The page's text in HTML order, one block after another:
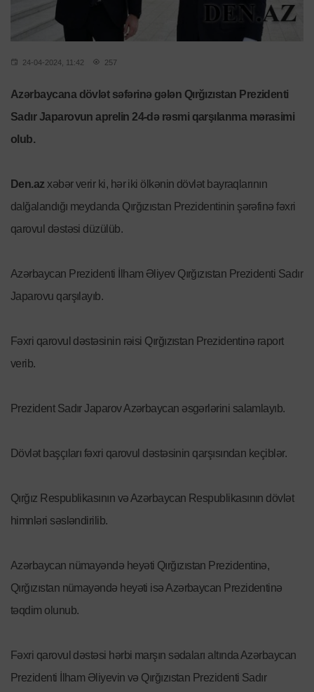
24-04-2024, 11:42 257
Azərbaycana dövlət səfərinə gələn Qırğızıstan Prezidenti
Sadır Japarovun aprelin 24-də rəsmi qarşılanma mərasimi
olub.
Den.az xəbər verir ki, hər iki ölkənin dövlət bayraqlarının
dalğalandığı meydanda Qırğızıstan Prezidentinin şərəfinə fəxri
qarovul dəstəsi düzülüb.
Azərbaycan Prezidenti İlham Əliyev Qırğızıstan Prezidenti Sadır
Japarovu qarşılayıb.
Fəxri qarovul dəstəsinin rəisi Qırğızıstan Prezidentinə raport
verib.
Prezident Sadır Japarov Azərbaycan əsgərlərini salamlayıb.
Dövlət başçıları fəxri qarovul dəstəsinin qarşısından keçiblər.
Qırğız Respublikasının və Azərbaycan Respublikasının dövlət
himnləri səsləndirilib.
Azərbaycan nümayəndə heyəti Qırğızıstan Prezidentinə,
Qırğızıstan nümayəndə heyəti isə Azərbaycan Prezidentinə
təqdim olunub.
Fəxri qarovul dəstəsi hərbi marşın sədaları altında Azərbaycan
Prezidenti İlham Əliyevin və Qırğızıstan Prezidenti Sadır